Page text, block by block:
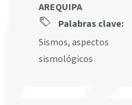
AREQUIPA
Palabras clave:
Sismos, aspectos
sismológicos